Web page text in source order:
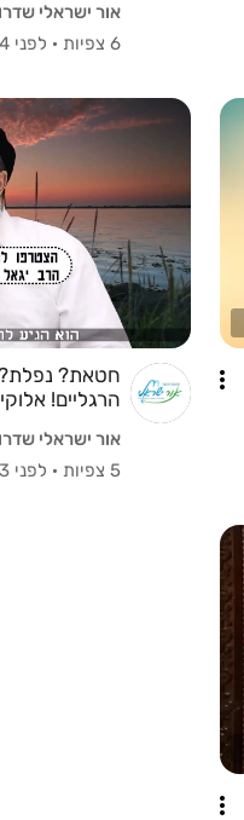
אור ישראלי
6 צפיות
· לפני 4 שנים
חטאת?
הרגליים!
אור ישראלי
5 צפיות
· לפני 3 שנים